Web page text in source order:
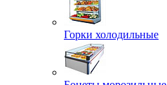
Горки холодильные